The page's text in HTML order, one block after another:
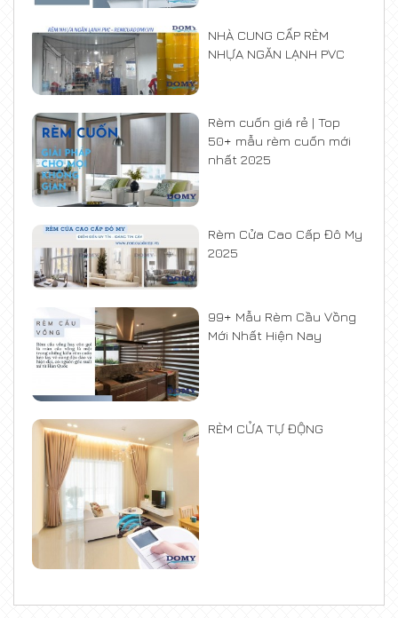
NHÀ CUNG CẤP RÈM
NHỰA NGĂN LẠNH PVC
Rèm cuốn giá rẻ | Top
50+ mẫu rèm cuốn mới
nhất 2025
Rèm Cửa Cao Cấp Đô My
2025
99+ Mẫu Rèm Cầu Vồng
Mới Nhất Hiện Nay
RÈM CỬA TỰ ĐỘNG